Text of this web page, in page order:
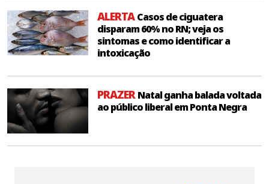
ALERTACasos de ciguatera
disparam 60% no RN; veja os
sintomas e como identificar a
intoxicação
PRAZER Natal ganha balada voltada
ao público liberal em Ponta Negra